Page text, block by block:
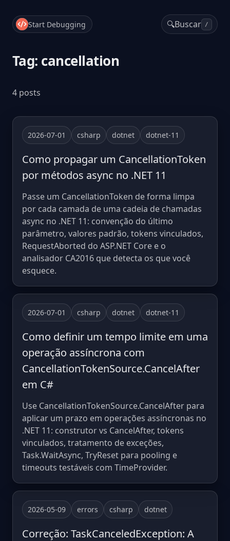
Start Debugging 🔍Buscar /
Tag: cancellation
4 posts
2026-07-01 csharp dotnet dotnet-11
Como propagar um CancellationToken
por métodos async no .NET 11
Passe um CancellationToken de forma limpa
por cada camada de uma cadeia de chamadas
async no .NET 11: convenção do último
parâmetro, valores padrão, tokens vinculados,
RequestAborted do ASP.NET Core e o
analisador CA2016 que detecta os que você
esquece.
2026-07-01 csharp dotnet dotnet-11
Como definir um tempo limite em uma
operação assíncrona com
CancellationTokenSource.CancelAfter
em C#
Use CancellationTokenSource.CancelAfter para
aplicar um prazo em operações assíncronas no
.NET 11: construtor vs CancelAfter, tokens
vinculados, tratamento de exceções,
Task.WaitAsync, TryReset para pooling e
timeouts testáveis com TimeProvider.
2026-05-09 errors csharp dotnet
Correção: TaskCanceledException: A